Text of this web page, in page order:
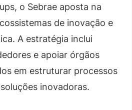
o Sebrae aposta na
de inovação e
A estratégia inclui
e apoiar órgãos
em estruturar processos
inovadoras.